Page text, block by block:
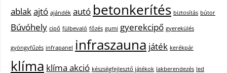
ablakajtó ajándék autó betonkerítés biztosítás bútor
Búvóhely cipő fülbevaló főzés gumi gyerekcipő gyerekülés
gyöngyfűzés infrapanel infraszauna játék kerékpár
klíma klíma akció készségfejlesztő játékok lakberendezés led